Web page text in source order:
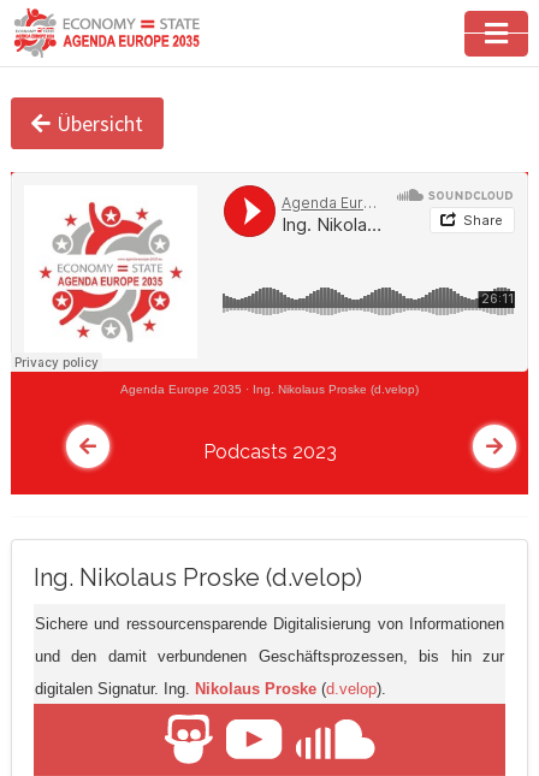
Übersicht
Agenda Europe 2035 · Ing. Nikolaus Proske (d.velop)
Podcasts 2023
Ing. Nikolaus Proske (d.velop)
Sichere und ressourcensparende Digitalisierung von Informationen
und den damit verbundenen Geschäftsprozessen, bis hin zur
digitalen Signatur. Ing. Nikolaus Proske (d.velop).